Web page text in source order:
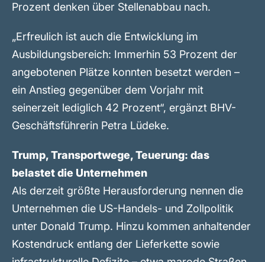
Prozent denken über Stellenabbau nach.
„Erfreulich ist auch die Entwicklung im
Ausbildungsbereich: Immerhin 53 Prozent der
angebotenen Plätze konnten besetzt werden –
ein Anstieg gegenüber dem Vorjahr mit
seinerzeit lediglich 42 Prozent“, ergänzt BHV-
Geschäftsführerin Petra Lüdeke.
Trump, Transportwege, Teuerung: das
belastet die Unternehmen
Als derzeit größte Herausforderung nennen die
Unternehmen die US-Handels- und Zollpolitik
unter Donald Trump. Hinzu kommen anhaltender
Kostendruck entlang der Lieferkette sowie